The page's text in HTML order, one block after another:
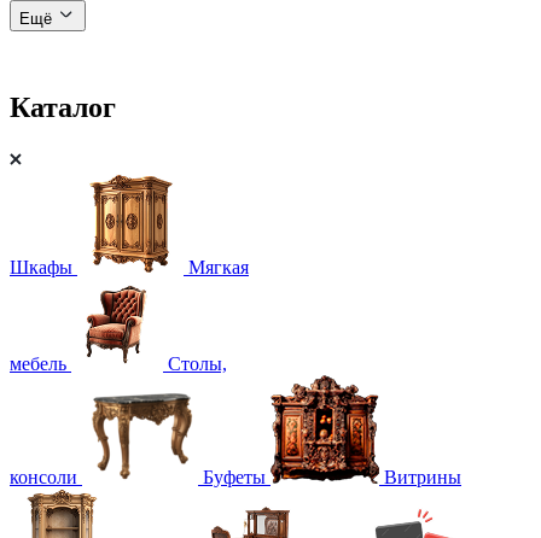
Ещё
Каталог
Шкафы Мягкая
мебель Столы,
консоли Буфеты Витрины